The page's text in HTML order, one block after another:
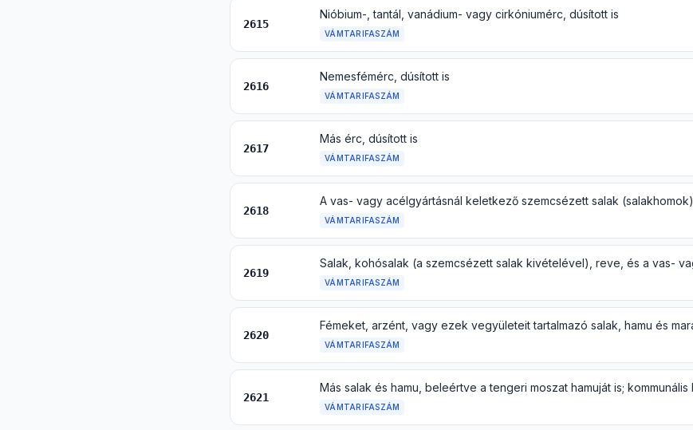
2615
Nióbium-, tantál, vanádium- vagy cirkóniumérc, dúsított is
VÁMTARIFASZÁM
2616
Nemesfémérc, dúsított is
VÁMTARIFASZÁM
2617
Más érc, dúsított is
VÁMTARIFASZÁM
2618
A vas- vagy acélgyártásnál keletkező szemcsézett salak (salakhomok)
VÁMTARIFASZÁM
2619
VÁMTARIFASZÁM
2620
VÁMTARIFASZÁM
2621
VÁMTARIFASZÁM